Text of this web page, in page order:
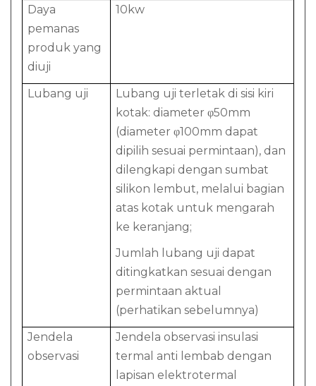
Daya
pemanas
produk yang
diuji
10kw
Lubang uji
Lubang uji terletak di sisi kiri
kotak: diameter φ50mm
(diameter φ100mm dapat
dipilih sesuai permintaan), dan
dilengkapi dengan sumbat
silikon lembut, melalui bagian
atas kotak untuk mengarah
ke keranjang;
Jumlah lubang uji dapat
ditingkatkan sesuai dengan
permintaan aktual
(perhatikan sebelumnya)
Jendela
observasi
Jendela observasi insulasi
termal anti lembab dengan
lapisan elektrotermal